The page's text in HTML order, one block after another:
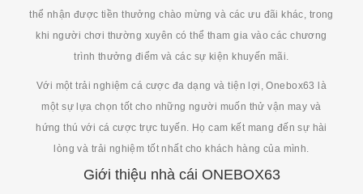
thể nhận được tiền thưởng chào mừng và các ưu đãi khác, trong
khi người chơi thường xuyên có thể tham gia vào các chương
trình thưởng điểm và các sự kiện khuyến mãi.
Với một trải nghiệm cá cược đa dạng và tiện lợi, Onebox63 là
một sự lựa chọn tốt cho những người muốn thử vận may và
hứng thú với cá cược trực tuyến. Họ cam kết mang đến sự hài
lòng và trải nghiệm tốt nhất cho khách hàng của mình.
Giới thiệu nhà cái ONEBOX63